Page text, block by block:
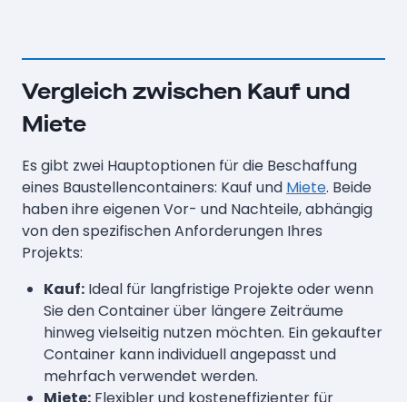
Vergleich zwischen Kauf und
Miete
Es gibt zwei Hauptoptionen für die Beschaffung
eines Baustellencontainers: Kauf und Miete. Beide
haben ihre eigenen Vor- und Nachteile, abhängig
von den spezifischen Anforderungen Ihres
Projekts:
Kauf: Ideal für langfristige Projekte oder wenn
Sie den Container über längere Zeiträume
hinweg vielseitig nutzen möchten. Ein gekaufter
Container kann individuell angepasst und
mehrfach verwendet werden.
Miete: Flexibler und kosteneffizienter für